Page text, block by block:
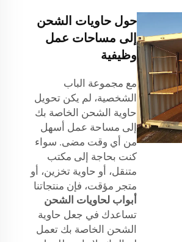
حول حاويات الشحن
إلى مساحات عمل
وظيفية
مع مجموعة الباب
الشخصية، لم يكن تحويل
حاوية الشحن الخاصة بك
إلى مساحة عمل أسهل
من أي وقت مضى. سواء
كنت بحاجة إلى مكتب
متنقل، أو حاوية تخزين، أو
متجر مؤقت، فإن منتجاتنا
أبواب لحاويات الشحن
تساعدك في جعل حاوية
الشحن الخاصة بك تعمل